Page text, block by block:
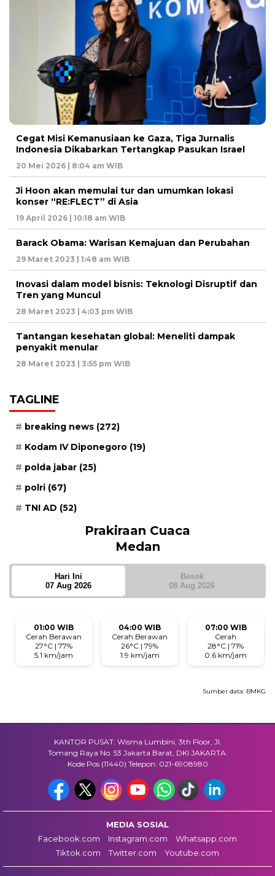
Cegat Misi Kemanusiaan ke Gaza, Tiga Jurnalis
Indonesia Dikabarkan Tertangkap Pasukan Israel
20 Mei 2026 | 8:04 am WIB
Ji Hoon akan memulai tur dan umumkan lokasi
konser “RE:FLECT” di Asia
19 April 2026 | 10:18 am WIB
Barack Obama: Warisan Kemajuan dan Perubahan
29 Maret 2023 | 1:48 am WIB
Inovasi dalam model bisnis: Teknologi Disruptif dan
Tren yang Muncul
28 Maret 2023 | 4:03 pm WIB
Tantangan kesehatan global: Meneliti dampak
penyakit menular
28 Maret 2023 | 3:55 pm WIB
TAGLINE
breaking news (272)
Kodam IV Diponegoro (19)
polda jabar (25)
polri (67)
TNI AD (52)
Prakiraan Cuaca
Medan
Hari Ini
07 Aug 2026
Besok
08 Aug 2026
01:00 WIB
Cerah Berawan
27°C | 77%
5.1 km/jam
04:00 WIB
Cerah Berawan
26°C | 79%
1.9 km/jam
07:00 WIB
Cerah
28°C | 71%
0.6 km/jam
Sumber data: BMKG
KANTOR PUSAT: Wisma Lumbini, 3th Floor, Jl.
Tomang Raya No. 53 Jakarta Barat, DKI JAKARTA.
Kode Pos (11440) Telepon: 021-6908980
MEDIA SOSIAL
Facebook.com
Instagram.com
Whatsapp.com
Tiktok.com
Twitter.com Youtube.com